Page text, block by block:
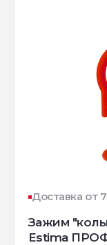
Доставка от
Зажим
Estima